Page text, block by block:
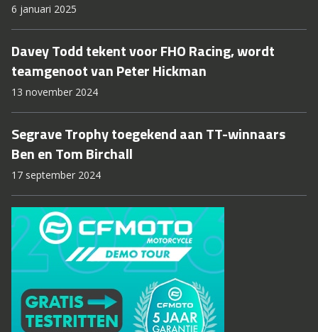
6 januari 2025
Davey Todd tekent voor FHO Racing, wordt
teamgenoot van Peter Hickman
13 november 2024
Segrave Trophy toegekend aan TT-winnaars
Ben en Tom Birchall
17 september 2024